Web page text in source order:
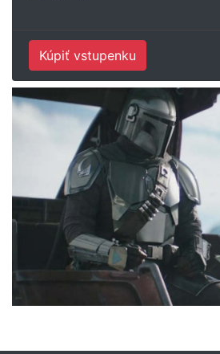
Kúpiť vstupenku